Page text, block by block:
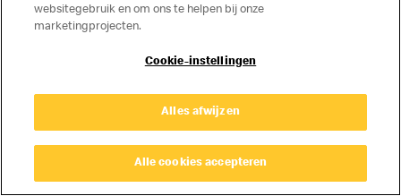
Privacy Cookies
© Copyright © 2024 McDonald's Nederland.
websitegebruik en om ons te helpen bij onze
marketingprojecten.
Cookie-instellingen
Alles afwijzen
Alle cookies accepteren